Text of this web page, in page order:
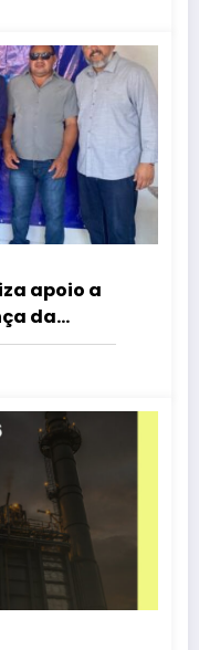
apoio a
da